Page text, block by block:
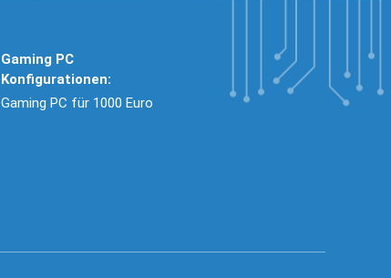
Gaming PC
Konfigurationen:
Gaming PC für 1000 Euro